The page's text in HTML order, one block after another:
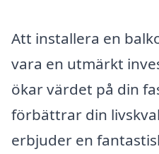
Att installera en
vara en utmärkt
ökar värdet på din
förbättrar din
erbjuder en